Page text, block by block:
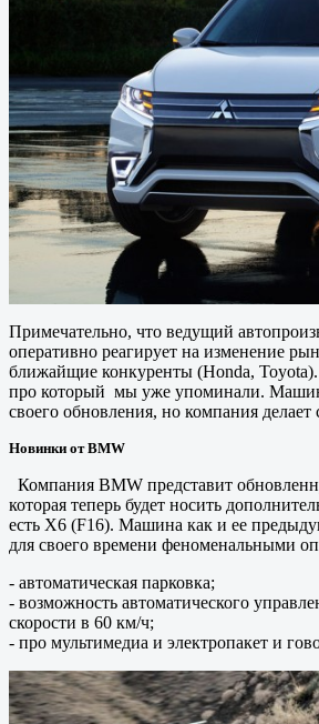
Примечательно, что ведущий
оперативно реагирует на изменение
ближайщие конкуренты (Honda,
про который мы уже упоминали.
своего обновления, но компания делает
Новинки от BMW
Компания BMW представит
которая теперь будет носить
есть X6 (F16). Машина как и ее
для своего времени феноменальными
- автоматическая парковка;
- возможность автоматического
скорости в 60 км/ч;
- про мультимедиа и электропакет и